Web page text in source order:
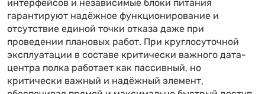
интерфейсов и независимые блоки питания
гарантируют надёжное функционирование и
отсутствие единой точки отказа даже при
проведении плановых работ. При круглосуточной
эксплуатации в составе критически важного дата-
центра полка работает как пассивный, но
критически важный и надёжный элемент,